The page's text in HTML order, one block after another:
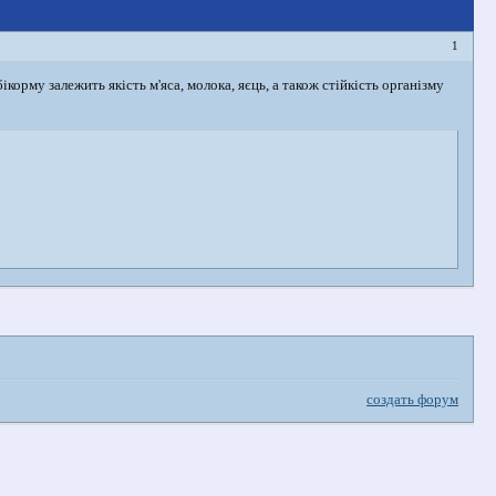
1
залежить якість м'яса, молока, яєць, а також стійкість організму
создать форум